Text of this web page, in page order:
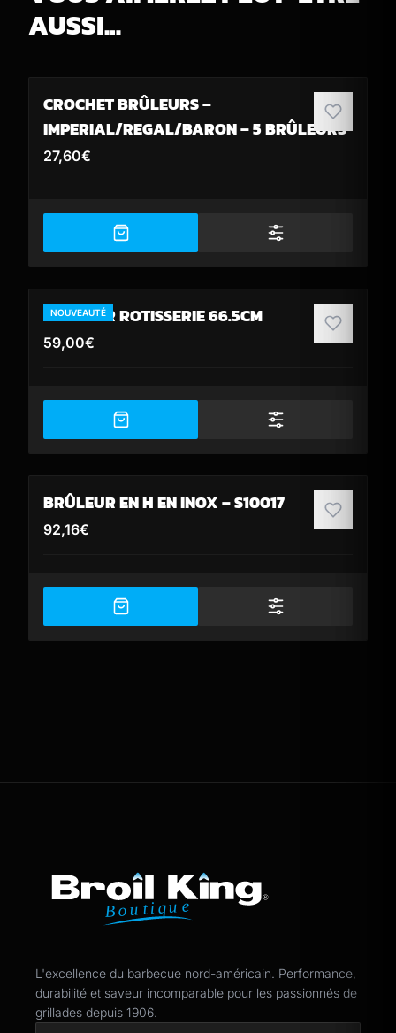
AUSSI…
CROCHET BRÛLEURS –
IMPERIAL/REGAL/BARON – 5 BRÛLEURS
27,60€
NOUVEAUTÉ
BRÛLEUR ROTISSERIE 66.5CM
59,00€
BRÛLEUR EN H EN INOX – S10017
92,16€
L'excellence du barbecue nord-américain. Performance,
durabilité et saveur incomparable pour les passionnés de
grillades depuis 1906.